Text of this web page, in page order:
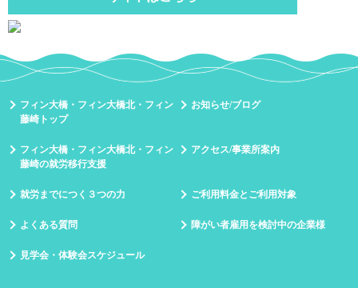
フィン大橋・フィン大橋北・フィン
藤崎トップ
お知らせ/ブログ
フィン大橋・フィン大橋北・フィン
藤崎の就労移行支援
アクセス/事業所案内
就労までにつく３つの力 ご利用料金とご利用対象
よくある質問 障がい者雇用を検討中の企業様
見学会・体験会スケジュール